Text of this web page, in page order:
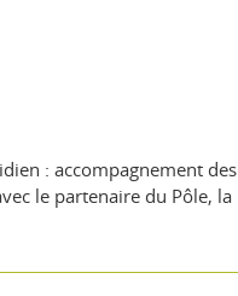
: accompagnement des
le partenaire du Pôle, la